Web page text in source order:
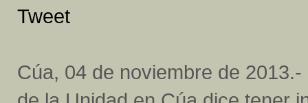
Tweet
Cúa, 04 de noviembre de